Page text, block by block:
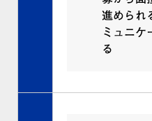
進められ
ミュニケ
る